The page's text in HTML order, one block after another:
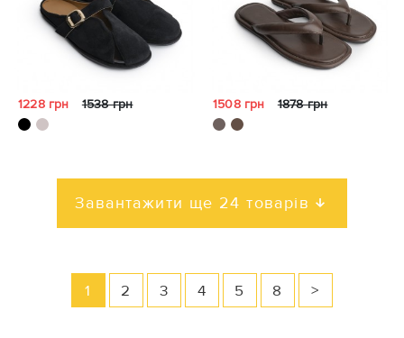
1228 грн 1538 грн 1508 грн 1878 грн
Завантажити ще 24 товарів
1 2 3 4 5 8 >